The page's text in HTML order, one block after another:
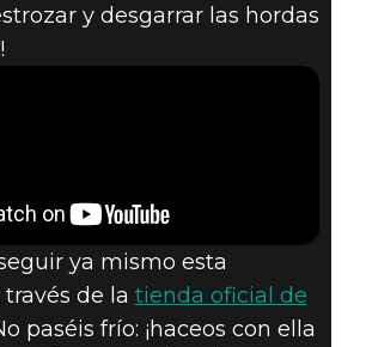
y desgarrar las hordas
ya mismo esta
de la tienda oficial de
paséis frío: ¡haceos con ella